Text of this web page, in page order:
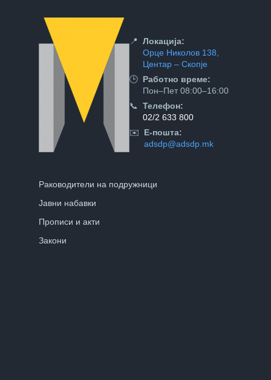
📍 Локација:
Орце Николов 138,
Центар – Скопје
🕒 Работно време:
Пон–Пет 08:00–16:00
📞 Телефон:
02/2 633 800
✉️
Е-пошта:
adsdp@adsdp.mk
Раководители на подружници
Јавни набавки
Прописи и акти
Закони